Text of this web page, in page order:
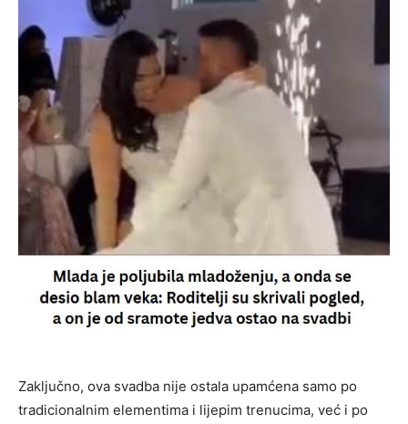
Zaključno, ova svadba nije ostala upamćena samo po
tradicionalnim elementima i lijepim trenucima, već i po